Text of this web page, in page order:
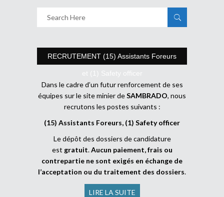
RECRUTEMENT (15) Assistants Foreurs
et (1) Safety officer
Dans le cadre d’un futur renforcement de ses
équipes sur le site minier deSAMBRADO, nous
recrutons les postes suivants :
(15) Assistants Foreurs, (1) Safety officer
Le dépôt des dossiers de candidature
est gratuit.Aucun paiement, frais ou
contrepartie ne sont exigés en échange de
l’acceptation ou du traitement des dossiers.
LIRE LA SUITE